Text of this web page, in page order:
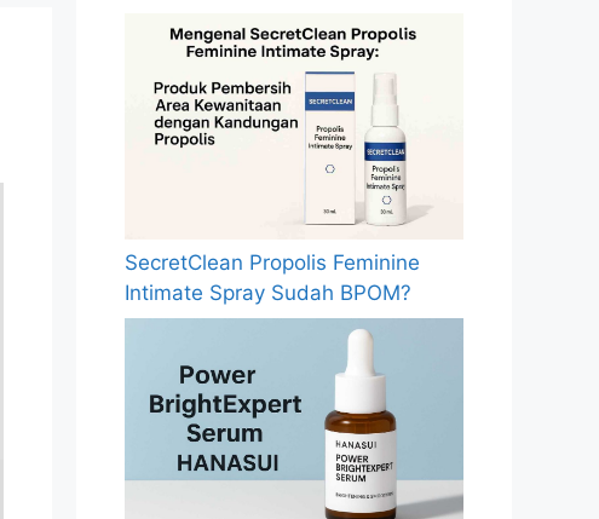
SecretClean Propolis Feminine
Intimate Spray Sudah BPOM?